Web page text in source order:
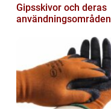
Gipsskivor och deras
användningsområden